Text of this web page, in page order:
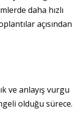
daha hızlı
açısından
ve anlayış vurgu
olduğu sürece.